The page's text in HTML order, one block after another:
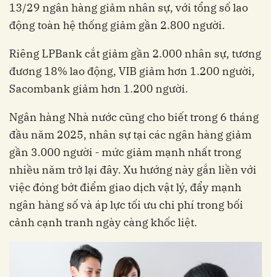
13/29 ngân hàng giảm nhân sự, với tổng số lao
động toàn hệ thống giảm gần 2.800 người.
Riêng LPBank cắt giảm gần 2.000 nhân sự, tương
đương 18% lao động, VIB giảm hơn 1.200 người,
Sacombank giảm hơn 1.200 người.
Ngân hàng Nhà nước cũng cho biết trong 6 tháng
đầu năm 2025, nhân sự tại các ngân hàng giảm
gần 3.000 người - mức giảm mạnh nhất trong
nhiều năm trở lại đây. Xu hướng này gắn liền với
việc đóng bớt điểm giao dịch vật lý, đẩy mạnh
ngân hàng số và áp lực tối ưu chi phí trong bối
cảnh cạnh tranh ngày càng khốc liệt.